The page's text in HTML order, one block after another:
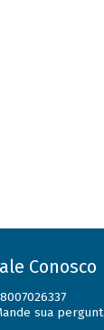
Conosco
sua